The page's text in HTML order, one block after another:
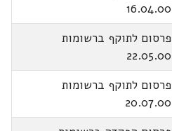
16.04.00
פרסום לתוקף ברשומות
22.05.00
פרסום לתוקף ברשומות
20.07.00